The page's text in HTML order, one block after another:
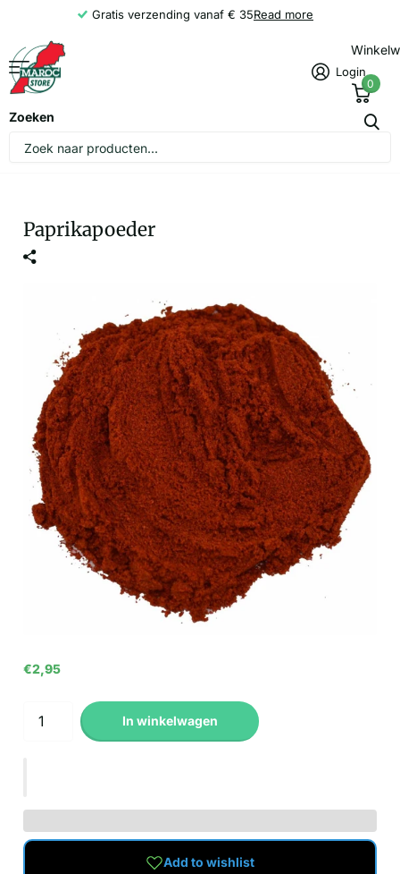
Gratis verzending vanaf € 35Read more
Zoeken
Login
0
Paprikapoeder
€2,95
In winkelwagen
Add to wishlist